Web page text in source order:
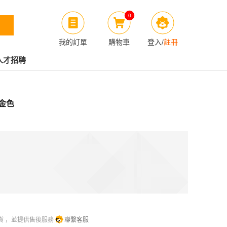
我的訂單
0
購物車 登入/註冊
才招聘
色
，並提供售後服務 聯繫客服